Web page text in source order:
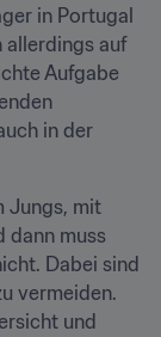
in Portugal
allerdings auf
Aufgabe
in der
Jungs, mit
dann muss
Dabei sind
vermeiden.
und